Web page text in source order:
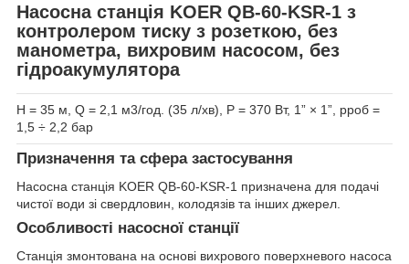
Насосна станція KOER QB-60-KSR-1 з
контролером тиску з розеткою, без
манометра, вихровим насосом, без
гідроакумулятора
Н = 35 м, Q = 2,1 м3/год. (35 л/хв), Р = 370 Вт, 1” × 1”, pроб =
1,5 ÷ 2,2 бар
Призначення та сфера застосування
Насосна станція KOER QB-60-KSR-1 призначена для подачі
чистої води зі свердловин, колодязів та інших джерел.
Особливості насосної станції
Станція змонтована на основі вихрового поверхневого насоса